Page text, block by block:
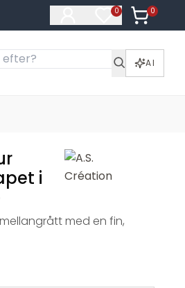
0
Artiklar på
0
Artiklar i
AI
i
med en fin,